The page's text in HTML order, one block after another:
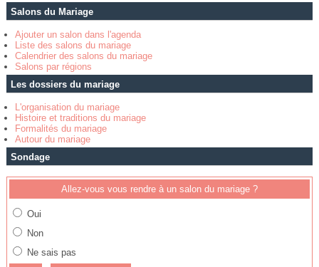
Salons du Mariage
Ajouter un salon dans l'agenda
Liste des salons du mariage
Calendrier des salons du mariage
Salons par régions
Les dossiers du mariage
L'organisation du mariage
Histoire et traditions du mariage
Formalités du mariage
Autour du mariage
Sondage
Allez-vous vous rendre à un salon du mariage ?
Oui
Non
Ne sais pas